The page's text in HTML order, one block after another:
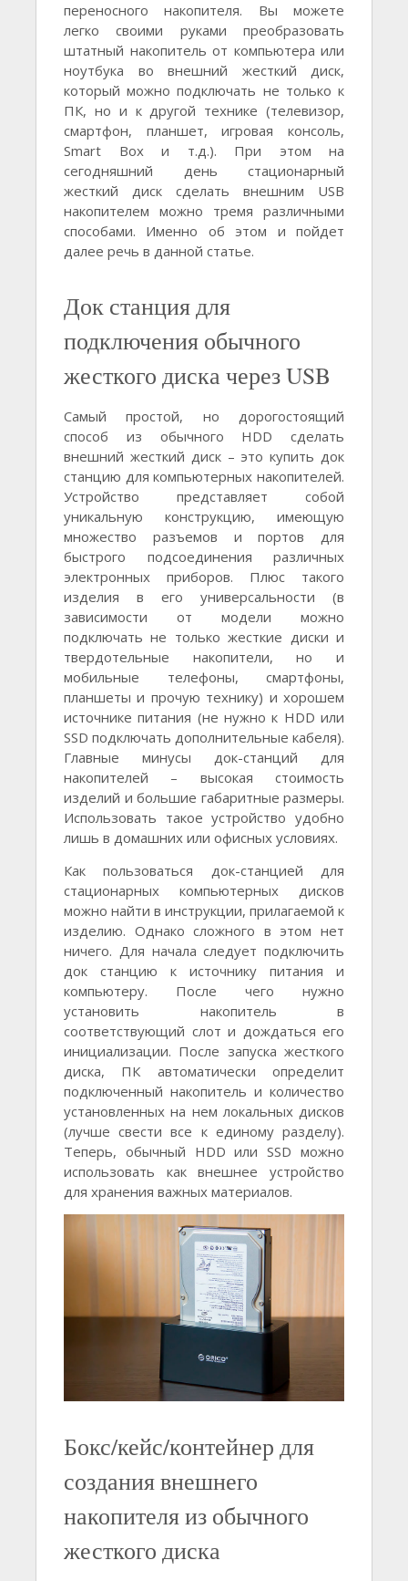
переносного накопителя. Вы можете
легко своими руками преобразовать
штатный накопитель от компьютера или
ноутбука во внешний жесткий диск,
который можно подключать не только к
ПК, но и к другой технике (телевизор,
смартфон, планшет, игровая консоль,
Smart Box и т.д.). При этом на
сегодняшний день стационарный
жесткий диск сделать внешним USB
накопителем можно тремя различными
способами. Именно об этом и пойдет
далее речь в данной статье.
Док станция для
подключения обычного
жесткого диска через USB
Самый простой, но дорогостоящий
способ из обычного HDD сделать
внешний жесткий диск – это купить док
станцию для компьютерных накопителей.
Устройство представляет собой
уникальную конструкцию, имеющую
множество разъемов и портов для
быстрого подсоединения различных
электронных приборов. Плюс такого
изделия в его универсальности (в
зависимости от модели можно
подключать не только жесткие диски и
твердотельные накопители, но и
мобильные телефоны, смартфоны,
планшеты и прочую технику) и хорошем
источнике питания (не нужно к HDD или
SSD подключать дополнительные кабеля).
Главные минусы док-станций для
накопителей – высокая стоимость
изделий и большие габаритные размеры.
Использовать такое устройство удобно
лишь в домашних или офисных условиях.
Как пользоваться док-станцией для
стационарных компьютерных дисков
можно найти в инструкции, прилагаемой к
изделию. Однако сложного в этом нет
ничего. Для начала следует подключить
док станцию к источнику питания и
компьютеру. После чего нужно
установить накопитель в
соответствующий слот и дождаться его
инициализации. После запуска жесткого
диска, ПК автоматически определит
подключенный накопитель и количество
установленных на нем локальных дисков
(лучше свести все к единому разделу).
Теперь, обычный HDD или SSD можно
использовать как внешнее устройство
для хранения важных материалов.
Бокс/кейс/контейнер для
создания внешнего
накопителя из обычного
жесткого диска